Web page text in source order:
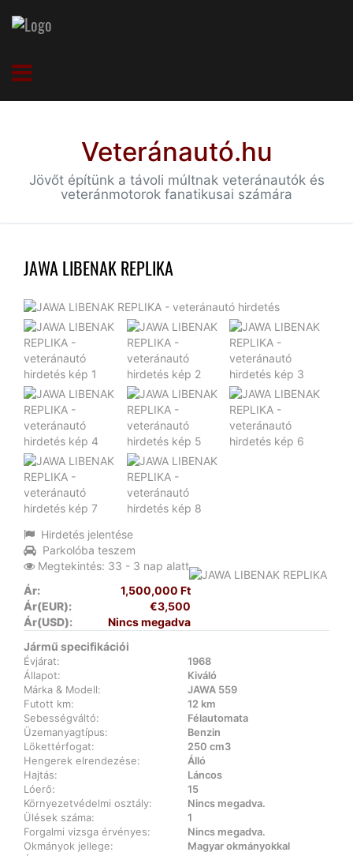
Veteránautó.hu
Jövőt építünk a távoli múltnak veteránautók és
veteránmotorok fanatikusai számára
JAWA LIBENAK REPLIKA
Hirdetés jelentése
Parkolóba teszem
Megtekintés: 33 - 3 nap alatt
Ár:
1,500,000 Ft
Ár(EUR):
€3,500
Ár(USD):
Nincs megadva
Jármű specifikációi
Évjárat:
1968
Állapot:
Kiváló
Márka & Modell:
JAWA 559
Futott km:
12 km
Sebességváltó:
Félautomata
Üzemanyagtípus:
Benzin
Lökettérfogat:
250 cm3
Hengerek elrendezése:
Álló
Hajtás:
Láncos
Lóerő:
15
Környezetvédelmi osztály:
Nincs megadva.
Ülések száma:
1
Forgalmi vizsga érvényes:
Nincs megadva.
Okmányok jellege:
Magyar okmányokkal